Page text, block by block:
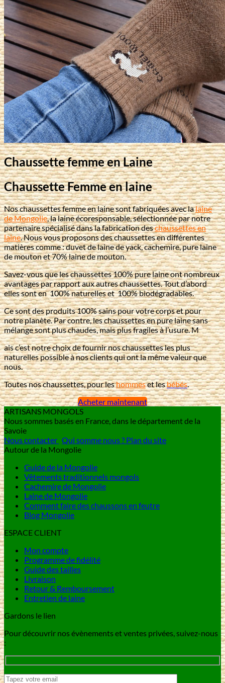
Chaussette femme en Laine
Chaussette Femme en laine
Nos chaussettes femme en laine sont fabriquées avec lalaine
de Mongolie, la laine écoresponsable, sélectionnée par notre
partenaire spécialisé dans la fabrication deschaussettes en
laine. Nous vous proposons des chaussettes en différentes
matières comme : duvet de laine de yack, cachemire, pure laine
de mouton et 70% laine de mouton.
Savez-vous que les chaussettes 100% pure laine ont nombreux
avantages par rapport aux autres chaussettes. Tout d’abord
elles sont en 100% naturelles et 100% biodégradables.
Ce sont des produits 100% sains pour votre corps et pour
notre planète. Par contre, les chaussettes en pure laine sans
mélange sont plus chaudes, mais plus fragiles à l’usure. M
ais c’est notre choix de fournir nos chaussettes les plus
naturelles possible à nos clients qui ont la même valeur que
nous.
Toutes nos chaussettes, pour leshommeset lesbébés.
Acheter maintenant
ARTISANS MONGOLS
Nous sommes basés en France, dans le département de la
Savoie
Nous contacter Qui somme nous ? Plan du site
Autour de la Mongolie
Guide de la Mongolie
Vêtements traditionnels mongols
Cachemire de Mongolie
Laine de Mongolie
Comment faire des chaussons en feutre
Blog Mongolie
ESPACE CLIENT
Mon compte
Programme de fidélité
Guide des tailles
Livraison
Retour & Remboursement
Entretien de laine
Gardons le lien
Pour découvrir nos évènements et ventes privées, suivez-nous
: